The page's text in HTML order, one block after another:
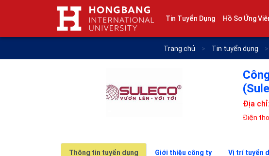
Tin Tuyển Dụng Hồ Sơ Ứng
Trang chủ > Tin tuyển dụng >
Địa
Điện
Thông tin tuyển dụng Giới thiệu công ty Vị trí tuyển